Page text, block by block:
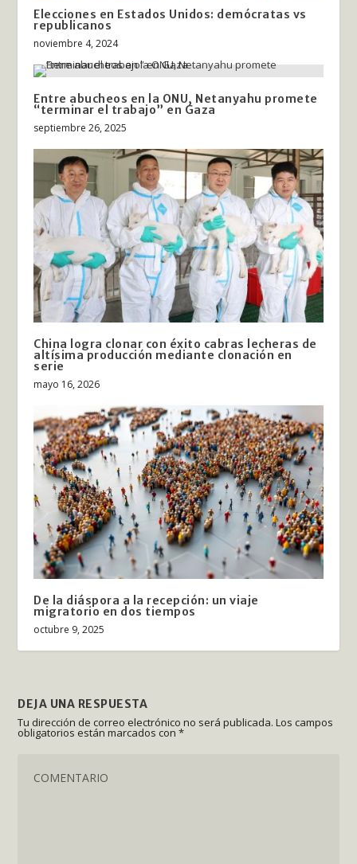
Elecciones en Estados Unidos: demócratas vs
republicanos
noviembre 4, 2024
Entre abucheos en la ONU, Netanyahu promete
“terminar el trabajo” en Gaza
septiembre 26, 2025
China logra clonar con éxito cabras lecheras de
altísima producción mediante clonación en
serie
mayo 16, 2026
De la diáspora a la recepción: un viaje
migratorio en dos tiempos
octubre 9, 2025
DEJA UNA RESPUESTA
Tu dirección de correo electrónico no será publicada. Los campos
obligatorios están marcados con*